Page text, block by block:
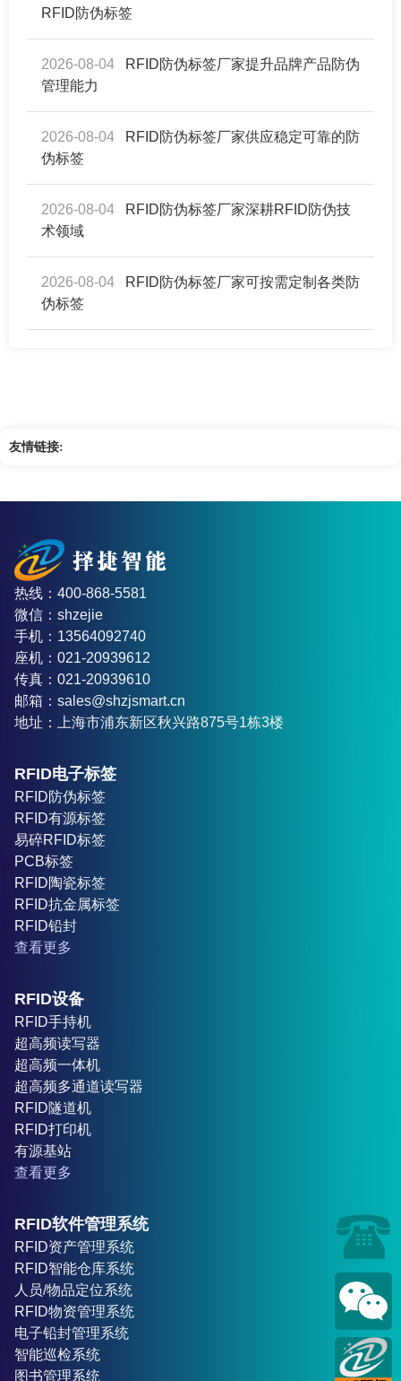
RFID防伪标签
2026-08-04
RFID防伪标签厂家提升品牌产品防伪
管理能力
2026-08-04
RFID防伪标签厂家供应稳定可靠的防
伪标签
2026-08-04
RFID防伪标签厂家深耕RFID防伪技
术领域
2026-08-04
RFID防伪标签厂家可按需定制各类防
伪标签
友情链接:
热线：400-868-5581
微信：shzejie
手机：13564092740
座机：021-20939612
传真：021-20939610
邮箱：sales@shzjsmart.cn
地址：上海市浦东新区秋兴路875号1栋3楼
RFID电子标签
RFID防伪标签
RFID有源标签
易碎RFID标签
PCB标签
RFID陶瓷标签
RFID抗金属标签
RFID铅封
查看更多
RFID设备
RFID手持机
超高频读写器
超高频一体机
超高频多通道读写器
RFID隧道机
RFID打印机
有源基站
查看更多
RFID软件管理系统
RFID资产管理系统
RFID智能仓库系统
人员/物品定位系统
RFID物资管理系统
电子铅封管理系统
智能巡检系统
图书管理系统